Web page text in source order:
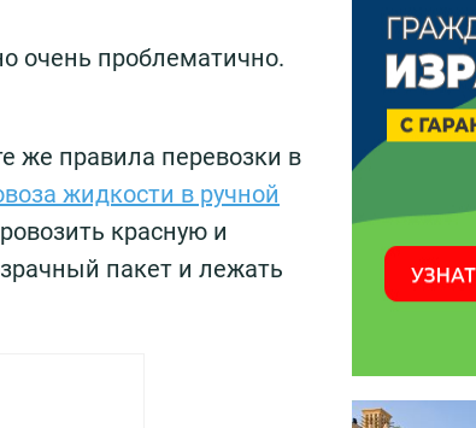
очень проблематично.
же правила перевозки в
жидкости в ручной
красную и
пакет и лежать